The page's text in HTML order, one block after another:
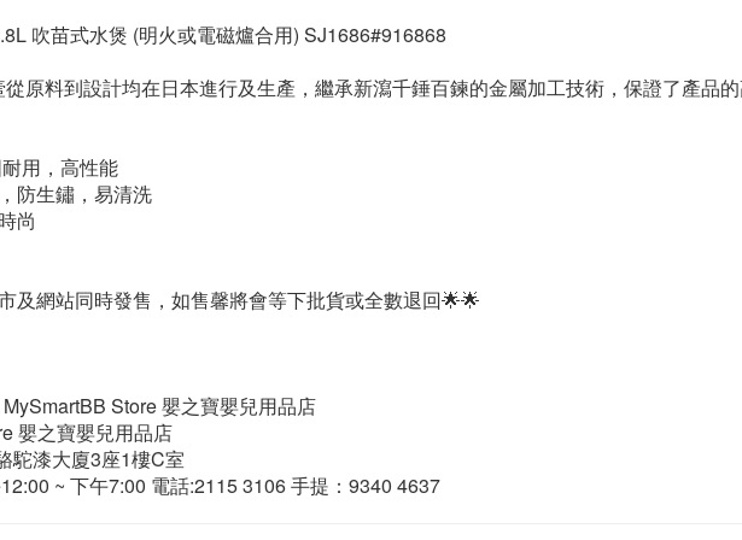
吹苗式水煲 (明火或電磁爐合用) SJ1686#916868
原料到設計均在日本進行及生產，繼承新瀉千錘百鍊的金屬加工技術，保證了產品
用，高性能
防生鏽，易清洗
尚
及網站同時發售，如售馨將會等下批貨或全數退回🌟🌟
MySmartBB Store 嬰之寶嬰兒用品店
嬰之寶嬰兒用品店
駝漆大廈3座1樓C室
~ 下午7:00 電話:2115 3106 手提：9340 4637